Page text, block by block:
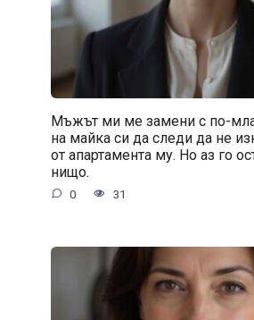
Мъжът ми ме замени с по-
на майка си да следи да не
от апартамента му. Но аз го
нищо.
0 31